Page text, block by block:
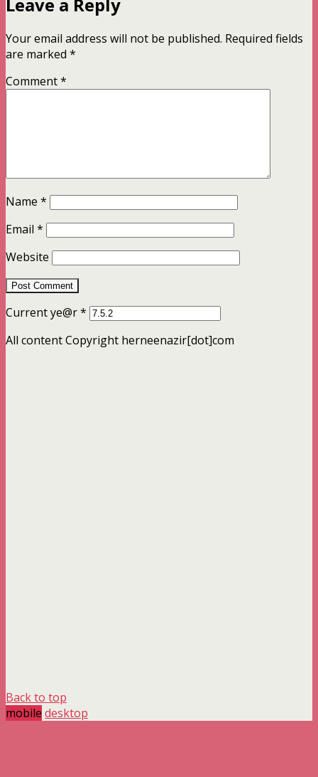
Your email address will not be published. Required fields
are marked *
Comment*
Name *
Email *
Website
Current ye@r*
All content Copyright herneenazir[dot]com
Back to top
mobile desktop